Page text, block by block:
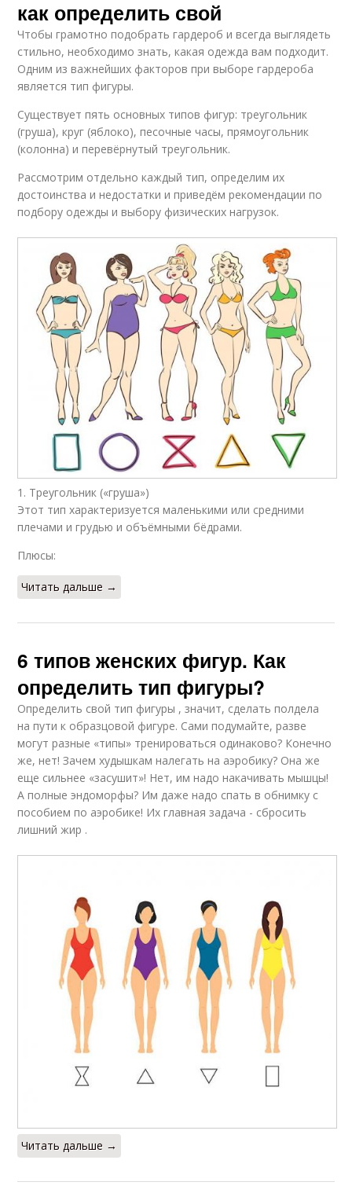
как определить свой
Чтобы грамотно подобрать гардероб и всегда выглядеть
стильно, необходимо знать, какая одежда вам подходит.
Одним из важнейших факторов при выборе гардероба
является тип фигуры.
Существует пять основных типов фигур: треугольник
(груша), круг (яблоко), песочные часы, прямоугольник
(колонна) и перевёрнутый треугольник.
Рассмотрим отдельно каждый тип, определим их
достоинства и недостатки и приведём рекомендации по
подбору одежды и выбору физических нагрузок.
1. Треугольник («груша»)
Этот тип характеризуется маленькими или средними
плечами и грудью и объёмными бёдрами.
Плюсы:
Читать дальше →
6 типов женских фигур. Как
определить тип фигуры?
Определить свой тип фигуры , значит, сделать полдела
на пути к образцовой фигуре. Сами подумайте, разве
могут разные «типы» тренироваться одинаково? Конечно
же, нет! Зачем худышкам налегать на аэробику? Она же
еще сильнее «засушит»! Нет, им надо накачивать мышцы!
А полные эндоморфы? Им даже надо спать в обнимку с
пособием по аэробике! Их главная задача - сбросить
лишний жир .
Читать дальше →